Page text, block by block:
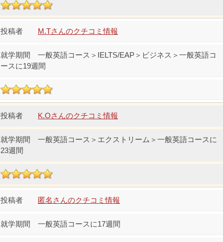
M.Tさんのクチコミ情報
一般英語コース＞IELTS/EAP＞ビジネス＞一般英語コ
ースに19週間
K.Oさんのクチコミ情報
一般英語コース＞エクストリーム＞一般英語コースに
23週間
匿名さんのクチコミ情報
一般英語コースに17週間